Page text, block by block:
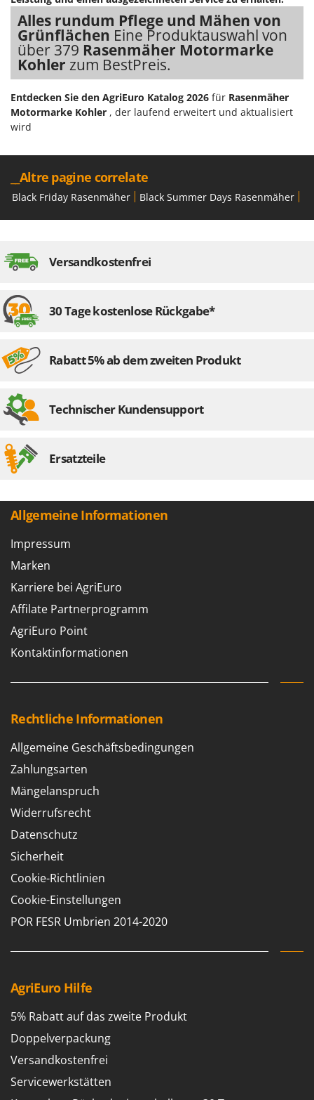
Alles rundum Pflege und Mähen von
Grünflächen Eine Produktauswahl von
über 379 Rasenmäher Motormarke
Kohler zum BestPreis.
Entdecken Sie den AgriEuro Katalog 2026 für Rasenmäher
Motormarke Kohler , der laufend erweitert und aktualisiert
wird
__Altre pagine correlate
Black Friday Rasenmäher Black Summer Days Rasenmäher
Versandkostenfrei
30 Tage kostenlose Rückgabe*
Rabatt 5% ab dem zweiten Produkt
Technischer Kundensupport
Ersatzteile
Allgemeine Informationen
Impressum
Marken
Karriere bei AgriEuro
Affilate Partnerprogramm
AgriEuro Point
Kontaktinformationen
Rechtliche Informationen
Allgemeine Geschäftsbedingungen
Zahlungsarten
Mängelanspruch
Widerrufsrecht
Datenschutz
Sicherheit
Cookie-Richtlinien
Cookie-Einstellungen
POR FESR Umbrien 2014-2020
AgriEuro Hilfe
5% Rabatt auf das zweite Produkt
Doppelverpackung
Versandkostenfrei
Servicewerkstätten